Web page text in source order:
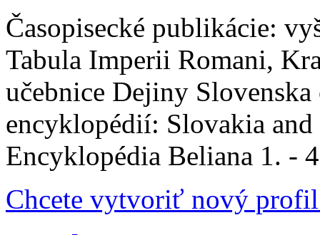
Časopisecké publikácie:
Tabula Imperii Romani,
učebnice Dejiny
encyklopédií: Slovakia
Encyklopédia Beliana 1. -
Chcete vytvoriť nový